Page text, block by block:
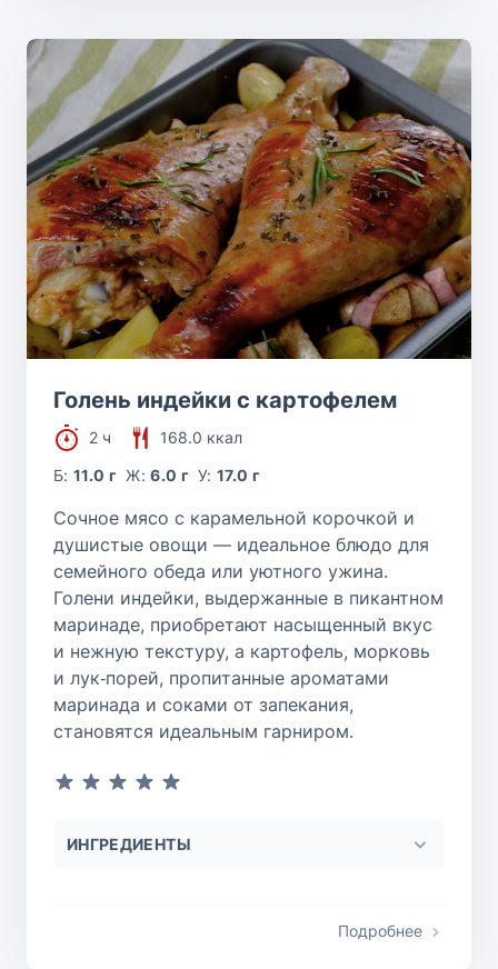
Голень индейки с картофелем
2 ч
168.0 ккал
Б:11.0 г Ж:6.0 г У:17.0 г
Сочное мясо с карамельной корочкой и
душистые овощи — идеальное блюдо для
семейного обеда или уютного ужина.
Голени индейки, выдержанные в пикантном
маринаде, приобретают насыщенный вкус
и нежную текстуру, а картофель, морковь
и лук‑порей, пропитанные ароматами
маринада и соками от запекания,
становятся идеальным гарниром.
ИНГРЕДИЕНТЫ
Подробнее